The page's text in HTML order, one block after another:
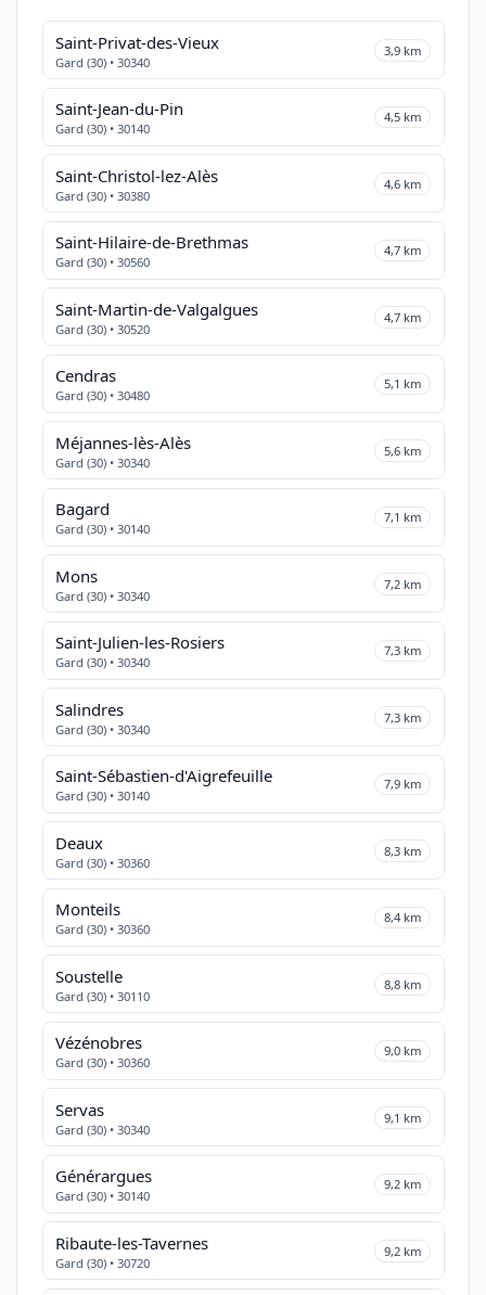
Saint-Privat-des-Vieux
Gard (30) • 30340
3,9 km
Saint-Jean-du-Pin
Gard (30) • 30140
4,5 km
Saint-Christol-lez-Alès
Gard (30) • 30380
4,6 km
Saint-Hilaire-de-Brethmas
Gard (30) • 30560
4,7 km
Saint-Martin-de-Valgalgues
Gard (30) • 30520
4,7 km
Cendras
Gard (30) • 30480
5,1 km
Méjannes-lès-Alès
Gard (30) • 30340
5,6 km
Bagard
Gard (30) • 30140
7,1 km
Mons
Gard (30) • 30340
7,2 km
Saint-Julien-les-Rosiers
Gard (30) • 30340
7,3 km
Salindres
Gard (30) • 30340
7,3 km
Saint-Sébastien-d'Aigrefeuille
Gard (30) • 30140
7,9 km
Deaux
Gard (30) • 30360
8,3 km
Monteils
Gard (30) • 30360
8,4 km
Soustelle
Gard (30) • 30110
8,8 km
Vézénobres
Gard (30) • 30360
9,0 km
Servas
Gard (30) • 30340
9,1 km
Générargues
Gard (30) • 30140
9,2 km
Ribaute-les-Tavernes
Gard (30) • 30720
9,2 km